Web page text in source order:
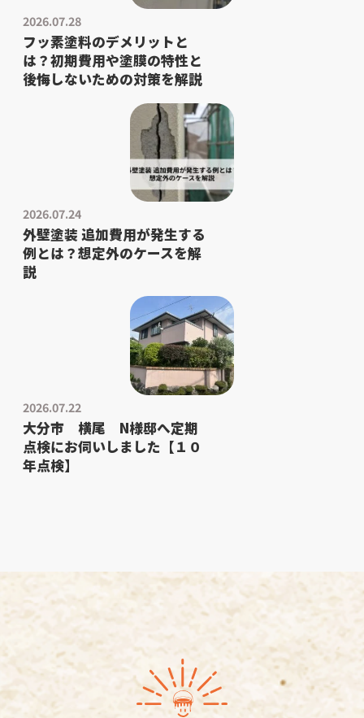
2026.07.28
フッ素塗料のデメリットと
は？初期費用や塗膜の特性と
後悔しないための対策を解説
2026.07.24
外壁塗装 追加費用が発生する
例とは？想定外のケースを解
説
2026.07.22
大分市 横尾 N様邸へ定期
点検にお伺いしました【１０
年点検】